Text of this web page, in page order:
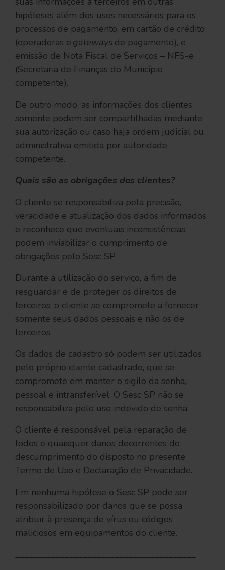
hipóteses além dos usos necessários para os
processos de pagamento, em cartão de crédito
(operadoras e gateways de pagamento), e
emissão de Nota Fiscal de Serviços – NFS-e
(Secretaria de Finanças do Município
competente).
De outro modo, as informações dos clientes
somente podem ser compartilhadas mediante
sua autorização ou caso haja ordem judicial ou
administrativa emitida por autoridade
competente.
Quais são as obrigações dos clientes?
O cliente se responsabiliza pela precisão,
veracidade e atualização dos dados informados
e reconhece que eventuais inconsistências
podem inviabilizar o cumprimento de
obrigações pelo Sesc SP.
Durante a utilização do serviço, a fim de
resguardar e de proteger os direitos de
terceiros, o cliente se compromete a fornecer
somente seus dados pessoais e não os de
terceiros.
Os dados de cadastro só podem ser utilizados
pelo próprio cliente cadastrado, que se
compromete em manter o sigilo da senha,
pessoal e intransferível. O Sesc SP não se
responsabiliza pelo uso indevido de senha.
O cliente é responsável pela reparação de
todos e quaisquer danos decorrentes do
descumprimento do disposto no presente
Termo de Uso e Declaração de Privacidade.
Em nenhuma hipótese o Sesc SP pode ser
responsabilizado por danos que se possa
atribuir à presença de vírus ou códigos
maliciosos em equipamentos do cliente.
________________________________________